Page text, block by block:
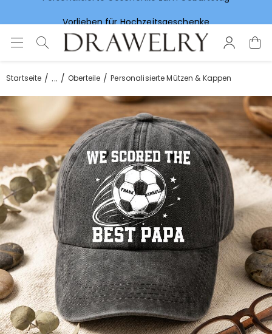
Startseite ... Oberteile Personalisierte Mützen & Kappen